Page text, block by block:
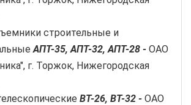
строительные и
АПТ-35, АПТ-32, АПТ-28 - ОАО
г. Торжок, Нижегородская
ВТ-26, ВТ-32 - ОАО